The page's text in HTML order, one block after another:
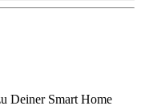
Deiner Smart Home